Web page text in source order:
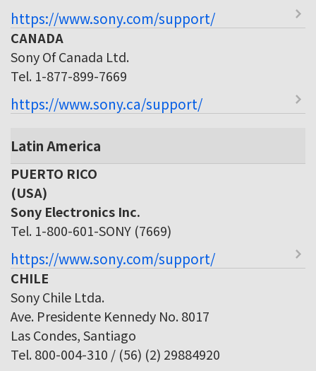
https://www.sony.com/support/
CANADA
Sony Of Canada Ltd.
Tel. 1-877-899-7669
https://www.sony.ca/support/
Latin America
PUERTO RICO
(USA)
Sony Electronics Inc.
Tel. 1-800-601-SONY (7669)
https://www.sony.com/support/
CHILE
Sony Chile Ltda.
Ave. Presidente Kennedy No. 8017
Las Condes, Santiago
Tel. 800-004-310 / (56) (2) 29884920